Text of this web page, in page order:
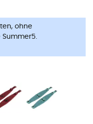
ohne
Summer5.